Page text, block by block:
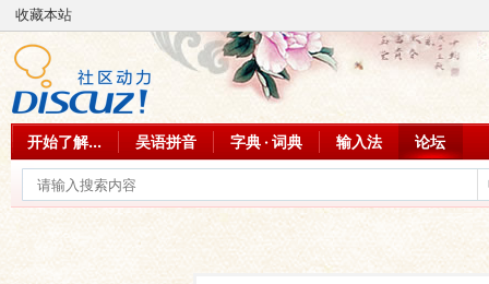
收藏本站
开始了解... 吴语拼音 字典 · 词典 输入法 论坛